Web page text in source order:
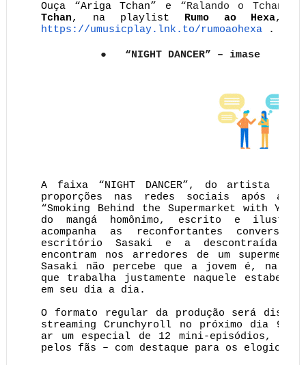
Ouça “Ariga Tchan” e “Ralando o Tchan
Tchan, na playlist Rumo ao Hexa,
https://umusicplay.lnk.to/rumoaohexa.
● “NIGHT DANCER” – imase
A faixa “NIGHT DANCER”, do artista
proporções nas redes sociais após
“Smoking Behind the Supermarket with
do mangá homônimo, escrito e
acompanha as reconfortantes
escritório Sasaki e a descontraída
encontram nos arredores de um
Sasaki não percebe que a jovem é, na
que trabalha justamente naquele
em seu dia a dia.
O formato regular da produção será
streaming Crunchyroll no próximo dia 9
ar um especial de 12 mini-episódios, que
pelos fãs – com destaque para os elogios